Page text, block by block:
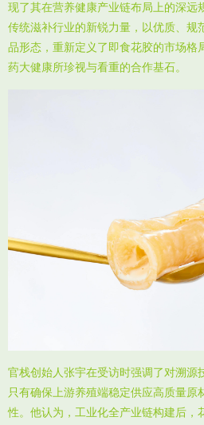
现了其在营养健康产业链布局上的深远
传统滋补行业的新锐力量，以优质、规
品形态，重新定义了即食花胶的市场格
药大健康所珍视与看重的合作基石。
官栈创始人张宇在受访时强调了对溯源
只有确保上游养殖端稳定供应高质量原
性。他认为，工业化全产业链构建后，